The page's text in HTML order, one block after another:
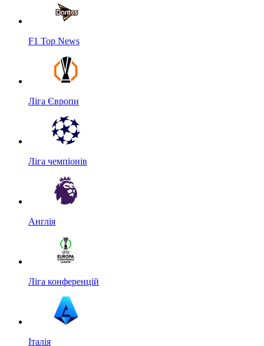
F1 Top News
Ліга Європи
Ліга чемпіонів
Англія
Ліга конференцій
Італія